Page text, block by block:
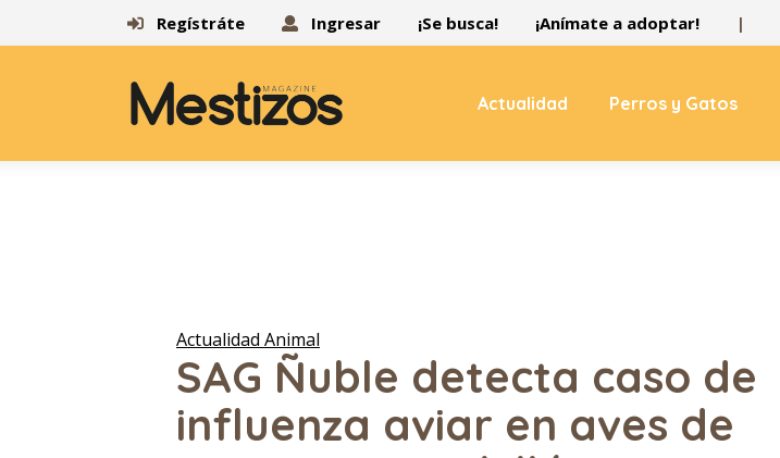
Regístráte Ingresar ¡Se busca! ¡Anímate a adoptar! |
Actualidad Perros y Gatos
Actualidad Animal
SAG Ñuble detecta caso de
influenza aviar en aves de